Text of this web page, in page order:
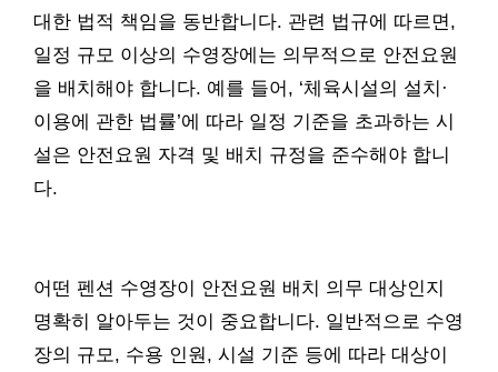
대한 법적 책임을 동반합니다. 관련 법규에 따르면,
일정 규모 이상의 수영장에는 의무적으로 안전요원
을 배치해야 합니다. 예를 들어, ‘체육시설의 설치·
이용에 관한 법률’에 따라 일정 기준을 초과하는 시
설은 안전요원 자격 및 배치 규정을 준수해야 합니
다.
어떤 펜션 수영장이 안전요원 배치 의무 대상인지
명확히 알아두는 것이 중요합니다. 일반적으로 수영
장의 규모, 수용 인원, 시설 기준 등에 따라 대상이